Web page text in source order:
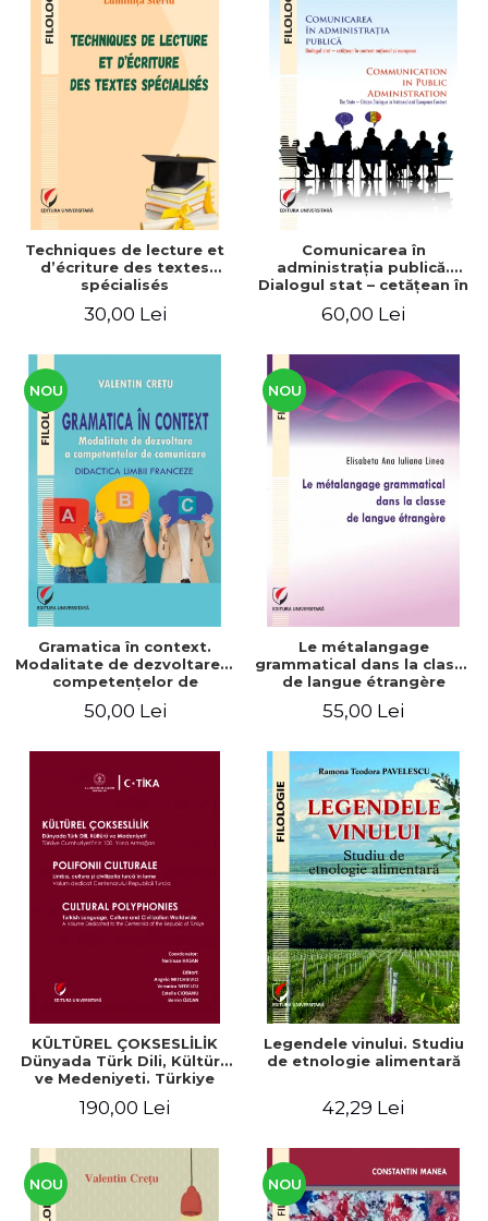
Techniques de lecture et
d’écriture des textes
spécialisés
30,00 Lei
Comunicarea în
administraţia publică.
Dialogul stat – cetăţean în
european / Communication
The state-citizen dialogue
in national and European
context
60,00 Lei
NOU
Gramatica în context.
Modalitate de dezvoltare a
competenţelor de
limbii franceze
50,00 Lei
NOU
Le métalangage
grammatical dans la classe
de langue étrangère
55,00 Lei
KÜLTÜREL ÇOKSESLİLİK
Dünyada Türk Dili, Kültürü
ve Medeniyeti. Türkiye
Armağan/ POLIFONII
și civilizația turcă în lume.
Centenarului
190,00 Lei
Legendele vinului. Studiu
de etnologie alimentară
42,29 Lei
NOU NOU